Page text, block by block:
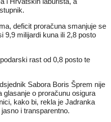
deficit proračuna smanjuje se
9,9 milijardi kuna ili 2,8 posto
rast od 0,8 posto te
Sabora Boris Šprem nije
glasanje o proračunu osigura
kako bi, rekla je Jadranka
i transparentno.